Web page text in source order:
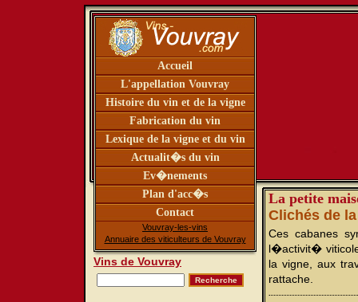
Accueil
L'appellation Vouvray
Histoire du vin et de la vigne
Fabrication du vin
Lexique de la vigne et du vin
Actualit�s du vin
Ev�nements
Plan d'acc�s
Contact
Vouvray-les-vins
Annuaire des viticulteurs de Vouvray
Vins de Vouvray
La petite
Clichés de
Ces cabanes
l�activit�
la vigne, aux
rattache.